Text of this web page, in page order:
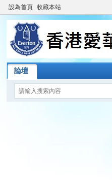
設為首頁 收藏本站
論壇